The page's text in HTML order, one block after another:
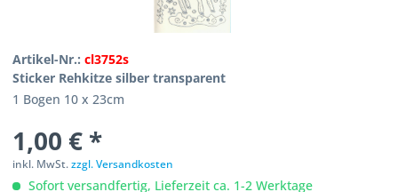
Artikel-Nr.:cl3752s
Sticker Rehkitze silber transparent
1 Bogen 10 x 23cm
1,00 € *
inkl. MwSt.zzgl. Versandkosten
Sofort versandfertig, Lieferzeit ca. 1-2 Werktage